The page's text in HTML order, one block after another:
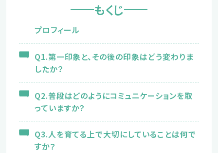
Instagram
2027年版はこちら
もくじ
プロフィール
Q1.第一印象と、その後の印象はどう変わりま
したか？
Q2.普段はどのようにコミュニケーションを取
っていますか？
Q3.人を育てる上で大切にしていることは何で
すか？